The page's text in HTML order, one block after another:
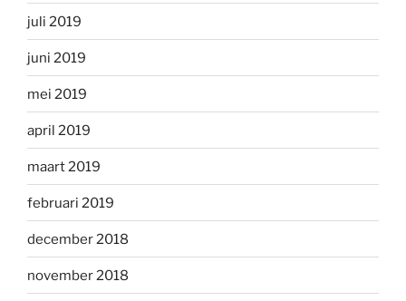
juli 2019
juni 2019
mei 2019
april 2019
maart 2019
februari 2019
december 2018
november 2018